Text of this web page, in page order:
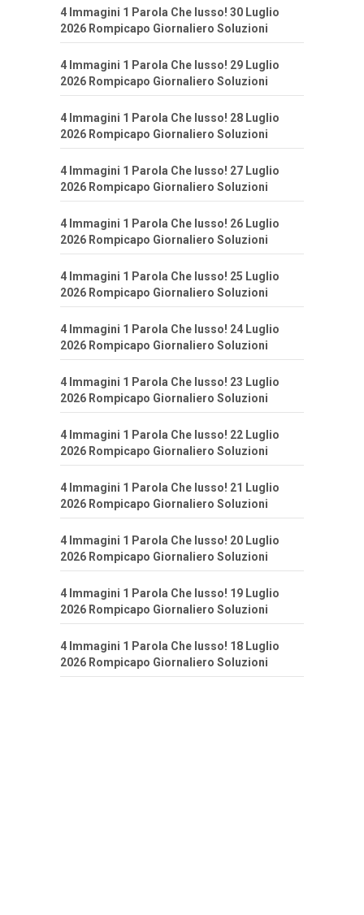
4 Immagini 1 Parola Che lusso! 30 Luglio
2026 Rompicapo Giornaliero Soluzioni
4 Immagini 1 Parola Che lusso! 29 Luglio
2026 Rompicapo Giornaliero Soluzioni
4 Immagini 1 Parola Che lusso! 28 Luglio
2026 Rompicapo Giornaliero Soluzioni
4 Immagini 1 Parola Che lusso! 27 Luglio
2026 Rompicapo Giornaliero Soluzioni
4 Immagini 1 Parola Che lusso! 26 Luglio
2026 Rompicapo Giornaliero Soluzioni
4 Immagini 1 Parola Che lusso! 25 Luglio
2026 Rompicapo Giornaliero Soluzioni
4 Immagini 1 Parola Che lusso! 24 Luglio
2026 Rompicapo Giornaliero Soluzioni
4 Immagini 1 Parola Che lusso! 23 Luglio
2026 Rompicapo Giornaliero Soluzioni
4 Immagini 1 Parola Che lusso! 22 Luglio
2026 Rompicapo Giornaliero Soluzioni
4 Immagini 1 Parola Che lusso! 21 Luglio
2026 Rompicapo Giornaliero Soluzioni
4 Immagini 1 Parola Che lusso! 20 Luglio
2026 Rompicapo Giornaliero Soluzioni
4 Immagini 1 Parola Che lusso! 19 Luglio
2026 Rompicapo Giornaliero Soluzioni
4 Immagini 1 Parola Che lusso! 18 Luglio
2026 Rompicapo Giornaliero Soluzioni